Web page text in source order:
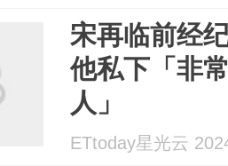
宋再临前经
他私下「非
人」
ETtoday星光云